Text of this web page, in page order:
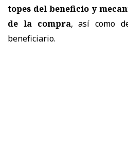
topes del beneficio y
de la compra, así como
beneficiario.